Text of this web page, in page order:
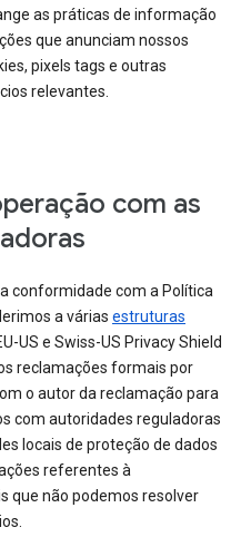
as práticas de informação
que anunciam nossos
pixels tags e outras
relevantes.
com as
conformidade com a Política
a várias estruturas
US e Swiss-US Privacy Shield
reclamações formais por
o autor da reclamação para
com autoridades reguladoras
locais de proteção de dados
referentes à
que não podemos resolver